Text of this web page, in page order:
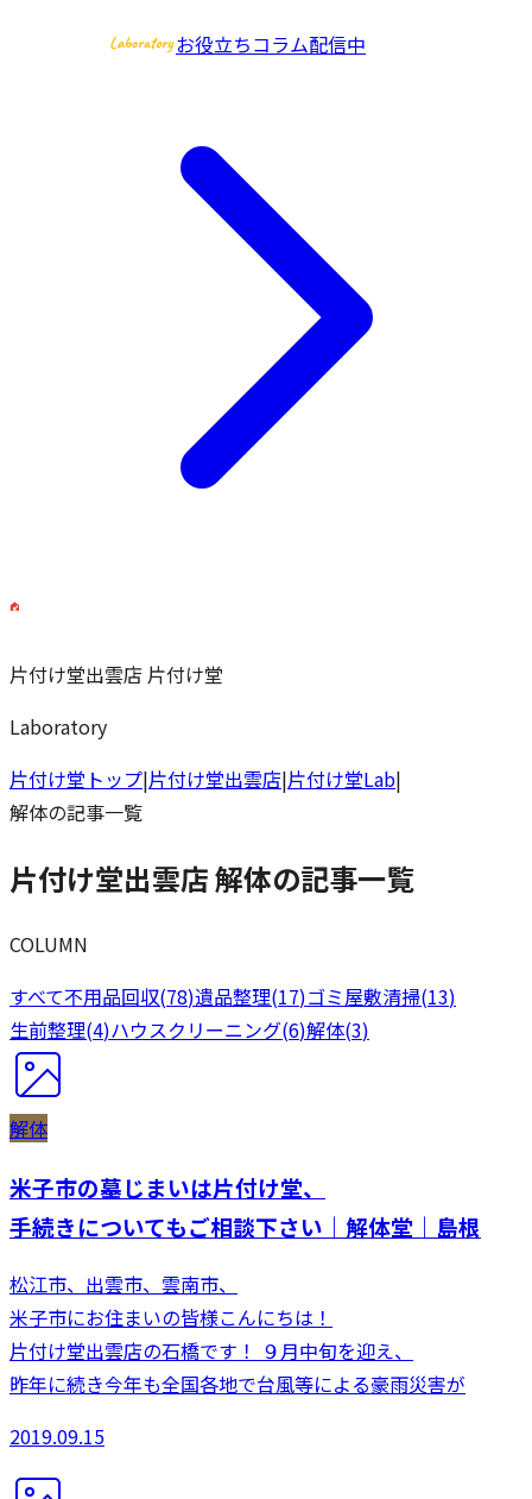
お役立ちコラム配信中
片付け堂出雲店 片付け堂
Laboratory
片付け堂トップ|片付け堂出雲店|片付け堂Lab|
解体の記事一覧
片付け堂出雲店 解体の記事一覧
COLUMN
すべて不用品回収(78)遺品整理(17)ゴミ屋敷清掃(13)
生前整理(4)ハウスクリーニング(6)解体(3)
解体
米子市の墓じまいは片付け堂、
手続きについてもご相談下さい｜解体堂｜島根
松江市、出雲市、雲南市、
米子市にお住まいの皆様こんにちは！
片付け堂出雲店の石橋です！ ９月中旬を迎え、
昨年に続き今年も全国各地で台風等による豪雨災害が
2019.09.15